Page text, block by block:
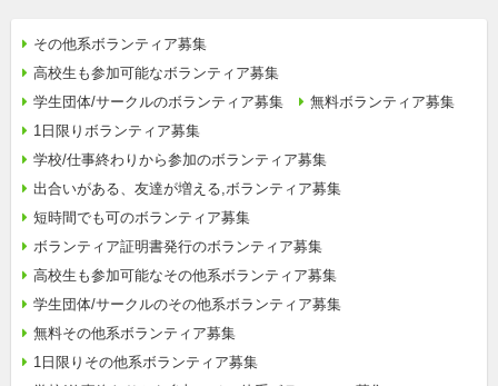
その他系ボランティア募集
高校生も参加可能なボランティア募集
学生団体/サークルのボランティア募集
無料ボランティア募集
1日限りボランティア募集
学校/仕事終わりから参加のボランティア募集
出合いがある、友達が増える,ボランティア募集
短時間でも可のボランティア募集
ボランティア証明書発行のボランティア募集
高校生も参加可能なその他系ボランティア募集
学生団体/サークルのその他系ボランティア募集
無料その他系ボランティア募集
1日限りその他系ボランティア募集